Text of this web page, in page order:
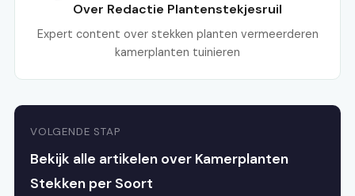
Over Redactie Plantenstekjesruil
Expert content over stekken planten vermeerderen
kamerplanten tuinieren
VOLGENDE STAP
Bekijk alle artikelen over Kamerplanten
Stekken per Soort